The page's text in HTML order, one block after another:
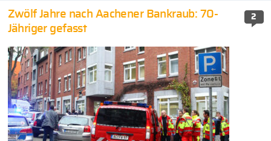
2
Zwölf Jahre nach Aachener Bankraub: 70-
Jähriger gefasst